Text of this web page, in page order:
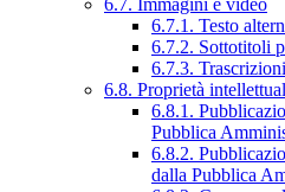
6.7.1. Testo
6.7.2. Sottotitoli
6.7.3.
6.8. Proprietà
6.8.1.
Pubblica
6.8.2.
dalla Pubblica